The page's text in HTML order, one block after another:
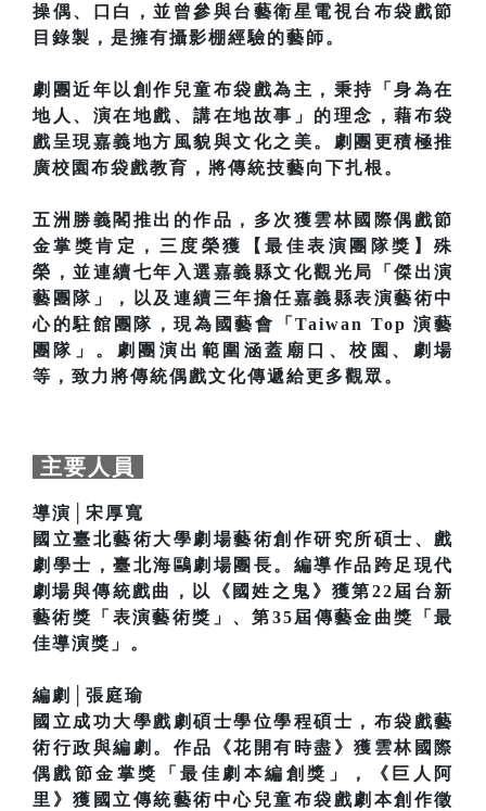
操偶、口白，並曾參與台藝衛星電視台布袋戲節
目錄製，是擁有攝影棚經驗的藝師。
劇團近年以創作兒童布袋戲為主，秉持「身為在
地人、演在地戲、講在地故事」的理念，藉布袋
戲呈現嘉義地方風貌與文化之美。劇團更積極推
廣校園布袋戲教育，將傳統技藝向下扎根。
五洲勝義閣推出的作品，多次獲雲林國際偶戲節
金掌獎肯定，三度榮獲【最佳表演團隊獎】殊
榮，並連續七年入選嘉義縣文化觀光局「傑出演
藝團隊」，以及連續三年擔任嘉義縣表演藝術中
心的駐館團隊，現為國藝會「Taiwan Top 演藝
團隊」。劇團演出範圍涵蓋廟口、校園、劇場
等，致力將傳統偶戲文化傳遞給更多觀眾。
主要人員
導演│宋厚寬
國立臺北藝術大學劇場藝術創作研究所碩士、戲
劇學士，臺北海鷗劇場團長。編導作品跨足現代
劇場與傳統戲曲，以《國姓之鬼》獲第22屆台新
藝術獎「表演藝術獎」、第35屆傳藝金曲獎「最
佳導演獎」。
編劇│張庭瑜
國立成功大學戲劇碩士學位學程碩士，布袋戲藝
術行政與編劇。作品《花開有時盡》獲雲林國際
偶戲節金掌獎「最佳劇本編創獎」，《巨人阿
里》獲國立傳統藝術中心兒童布袋戲劇本創作徵